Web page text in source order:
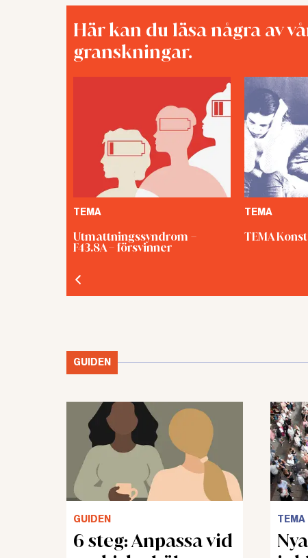
Här kan du läsa några av
granskningar.
TEMA
Utmattningssyndrom –
F43.8A – försvinner
TEMA
TEMA
GUIDEN
GUIDEN
6 steg: Anpassa vid
TEMA